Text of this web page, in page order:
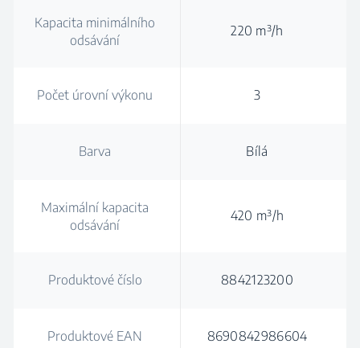
Kapacita minimálního
odsávání
220 m³/h
Počet úrovní výkonu 3
Barva Bílá
Maximální kapacita
odsávání
420 m³/h
Produktové číslo 8842123200
Produktové EAN 8690842986604